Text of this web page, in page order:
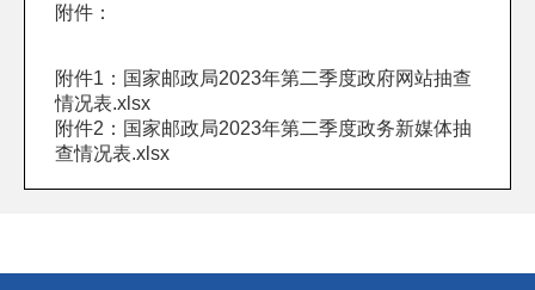
附件：
附件1：国家邮政局2023年第二季度政府网站抽查
情况表.xlsx
附件2：国家邮政局2023年第二季度政务新媒体抽
查情况表.xlsx